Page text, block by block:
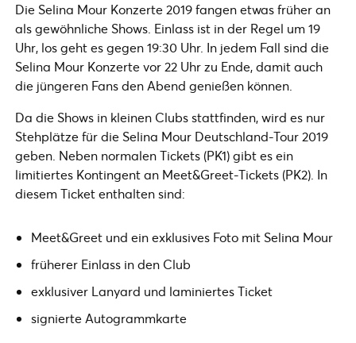
Die Selina Mour Konzerte 2019 fangen etwas früher an
als gewöhnliche Shows. Einlass ist in der Regel um 19
Uhr, los geht es gegen 19:30 Uhr. In jedem Fall sind die
Selina Mour Konzerte vor 22 Uhr zu Ende, damit auch
die jüngeren Fans den Abend genießen können.
Da die Shows in kleinen Clubs stattfinden, wird es nur
Stehplätze für die Selina Mour Deutschland-Tour 2019
geben. Neben normalen Tickets (PK1) gibt es ein
limitiertes Kontingent an Meet&Greet-Tickets (PK2). In
diesem Ticket enthalten sind:
Meet&Greet und ein exklusives Foto mit Selina Mour
früherer Einlass in den Club
exklusiver Lanyard und laminiertes Ticket
signierte Autogrammkarte